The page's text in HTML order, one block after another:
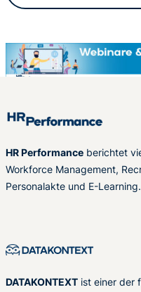
HR Performance berichtet
Workforce Management,
Personalakte und E-Learning.
DATAKONTEXT ist einer der